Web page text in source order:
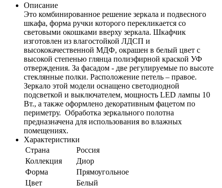
Описание
Это комбинированное решение зеркала и подвесного
шкафа, форма ручки которого перекликается со
световыми окошками вверху зеркала. Шкафчик
изготовлен из влагостойкой ЛДСП и
высококачественной МДФ, окрашен в белый цвет с
высокой степенью глянца полиэфирной краской УФ
отверждения. За фасадом - две регулируемые по высоте
стеклянные полки. Расположение петель – правое.
Зеркало этой модели оснащено светодиодной
подсветкой и выключателем, мощность LED лампы 10
Вт., а также оформлено декоративным фацетом по
периметру. Обработка зеркального полотна
предназначена для использования во влажных
помещениях.
Характеристики
Страна
Россия
Коллекция
Диор
Форма
Прямоугольное
Цвет
Белый